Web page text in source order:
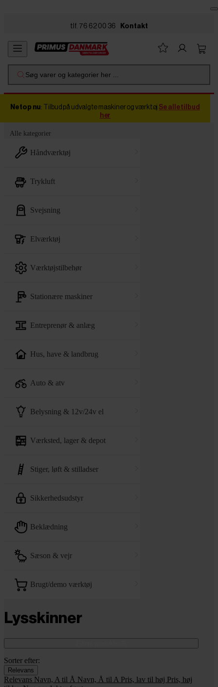
tlf. 76 62 00 36 Kontakt
Søg varer og kategorier her ...
Netop nu: Tilbud på udvalgte maskiner og værktøj Se alle tilbud
her
Alle kategorier
håndværktøj
trykluft
svejsning
elværktøj
værktøjstilbehør
stationære maskiner
entreprenør & anlæg
hus, have & landbrug
auto & atv
belysning & 12v/24v el
værksted, lager & depot
stiger, løft & stilladser
sikkerhedsudstyr
beklædning
sæson & vejr
brugt/demo værktøj
Lysskinner
Sorter efter:
Relevans
Relevans Navn, A til Å Navn, Å til A Pris, lav til høj Pris, høj